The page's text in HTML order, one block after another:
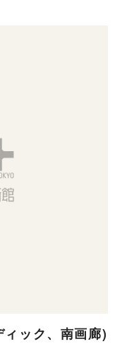
ック、南画廊)